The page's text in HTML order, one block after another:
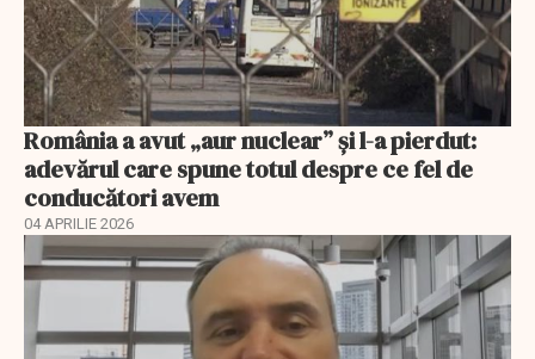
România a avut „aur nuclear” și l-a pierdut:
adevărul care spune totul despre ce fel de
conducători avem
04 APRILIE 2026